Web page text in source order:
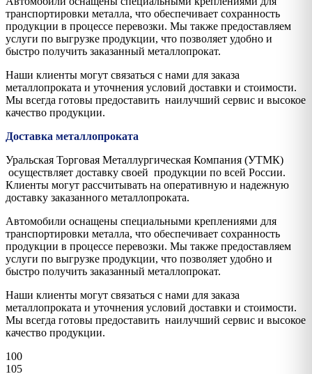
транспортировки металла, что обеспечивает сохранность
продукции в процессе перевозки. Мы также предоставляем
услуги по выгрузке продукции, что позволяет удобно и
быстро получить заказанный металлопрокат.
Наши клиенты могут связаться с нами для заказа
металлопроката и уточнения условий доставки и стоимости.
Мы всегда готовы предоставить наилучший сервис и высокое
качество продукции.
Доставка металлопроката
Уральская Торговая Металлургическая Компания (УТМК)
осуществляет доставку своей продукции по всей России.
Клиенты могут рассчитывать на оперативную и надежную
доставку заказанного металлопроката.
Автомобили оснащены специальными креплениями для
транспортировки металла, что обеспечивает сохранность
продукции в процессе перевозки. Мы также предоставляем
услуги по выгрузке продукции, что позволяет удобно и
быстро получить заказанный металлопрокат.
Наши клиенты могут связаться с нами для заказа
металлопроката и уточнения условий доставки и стоимости.
Мы всегда готовы предоставить наилучший сервис и высокое
качество продукции.
100
105